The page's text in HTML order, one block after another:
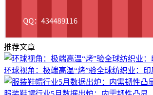
推荐文章
环球视角：极端高温“烤”验全球纺织业：